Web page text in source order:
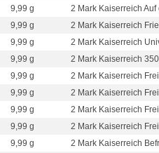
9,99 g
2 Mark Kaiserreich
9,99 g
2 Mark Kaiserreich
9,99 g
2 Mark Kaiserreich
9,99 g
2 Mark Kaiserreich
9,99 g
2 Mark Kaiserreich
9,99 g
2 Mark Kaiserreich
9,99 g
2 Mark Kaiserreich
9,99 g
2 Mark Kaiserreich
9,99 g
2 Mark Kaiserreich